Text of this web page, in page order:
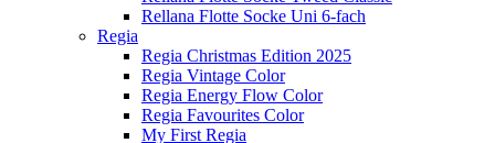
Rellana Flotte Socke Uni 6-fach
Regia
Regia Christmas Edition 2025
Regia Vintage Color
Regia Energy Flow Color
Regia Favourites Color
My First Regia